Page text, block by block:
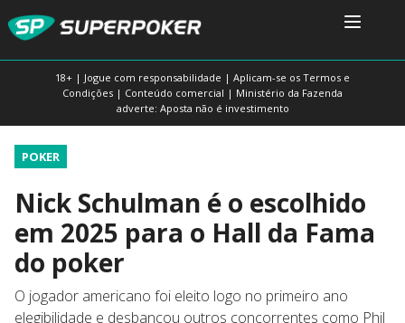
18+ | Jogue com responsabilidade | Aplicam-se os Termos e
Condições | Conteúdo comercial | Ministério da Fazenda
adverte: Aposta não é investimento
POKER
Nick Schulman é o escolhido
em 2025 para o Hall da Fama
do poker
O jogador americano foi eleito logo no primeiro ano
elegibilidade e desbancou outros concorrentes como Phil